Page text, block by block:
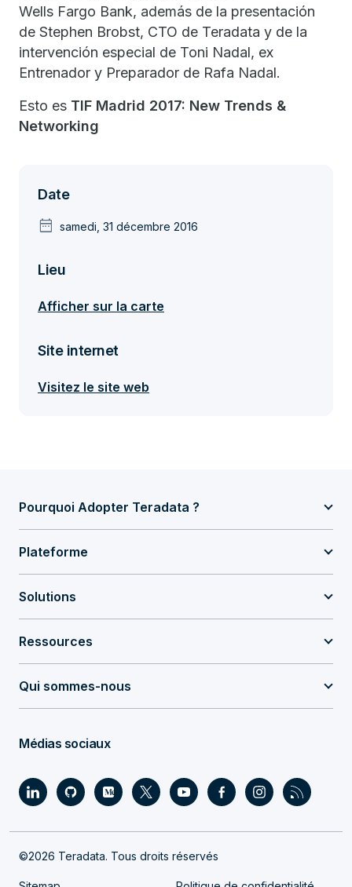
Wells Fargo Bank, además de la presentación
de Stephen Brobst, CTO de Teradata y de la
intervención especial de Toni Nadal, ex
Entrenador y Preparador de Rafa Nadal.
Esto es TIF Madrid 2017: New Trends &
Networking
Date
date_range samedi, 31 décembre 2016
Lieu
Afficher sur la carte
Site internet
Visitez le site web
Pourquoi Adopter Teradata ?
Plateforme
Solutions
Ressources
Qui sommes-nous
Médias sociaux
©2026 Teradata. Tous droits réservés